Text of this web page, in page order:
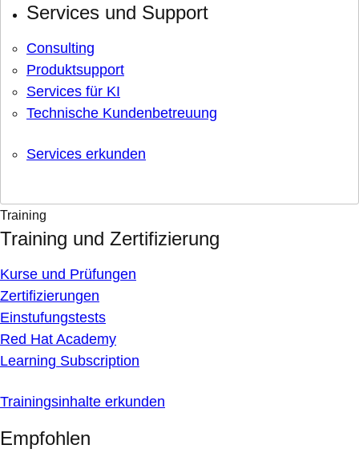
Services und Support
Consulting
Produktsupport
Services für KI
Technische Kundenbetreuung
Services erkunden
Training
Training und Zertifizierung
Kurse und Prüfungen
Zertifizierungen
Einstufungstests
Red Hat Academy
Learning Subscription
Trainingsinhalte erkunden
Empfohlen